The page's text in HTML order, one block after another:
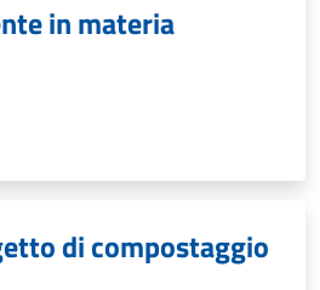
in materia
di compostaggio